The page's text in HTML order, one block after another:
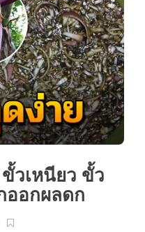
วเหนียว ขั้ว
ออกผลดก